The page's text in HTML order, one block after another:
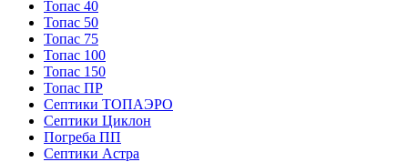
Топас 40
Топас 50
Топас 75
Топас 100
Топас 150
Топас ПР
Септики ТОПАЭРО
Септики Циклон
Погреба ПП
Септики Астра